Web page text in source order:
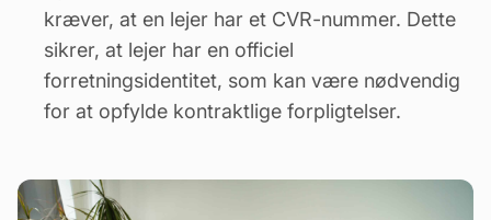
kræver, at en lejer har et CVR-nummer. Dette
sikrer, at lejer har en officiel
forretningsidentitet, som kan være nødvendig
for at opfylde kontraktlige forpligtelser.